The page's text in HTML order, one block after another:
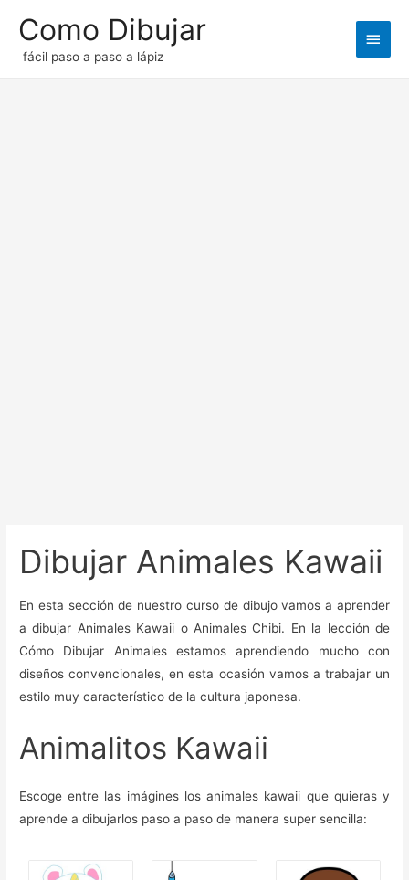
Como Dibujar
fácil paso a paso a lápiz
Menú
Dibujar Animales Kawaii
En esta sección de nuestro curso de dibujo vamos a aprender
a dibujar Animales Kawaii o Animales Chibi. En la lección de
Cómo Dibujar Animales estamos aprendiendo mucho con
diseños convencionales, en esta ocasión vamos a trabajar un
estilo muy característico de la cultura japonesa.
Animalitos Kawaii
Escoge entre las imágines los animales kawaii que quieras y
aprende a dibujarlos paso a paso de manera super sencilla: